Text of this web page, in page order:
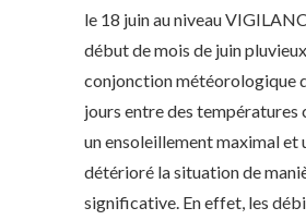
le 18 juin au niveau
début de mois de juin
conjonction météorologique
jours entre des températures
un ensoleillement maximal et
détérioré la situation de
significative. En effet, les